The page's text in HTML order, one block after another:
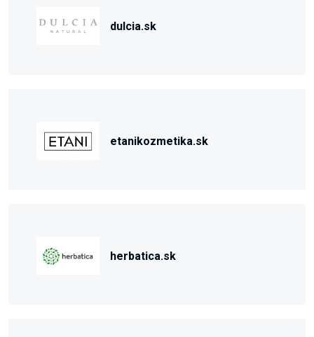
dulcia.sk
etanikozmetika.sk
herbatica.sk